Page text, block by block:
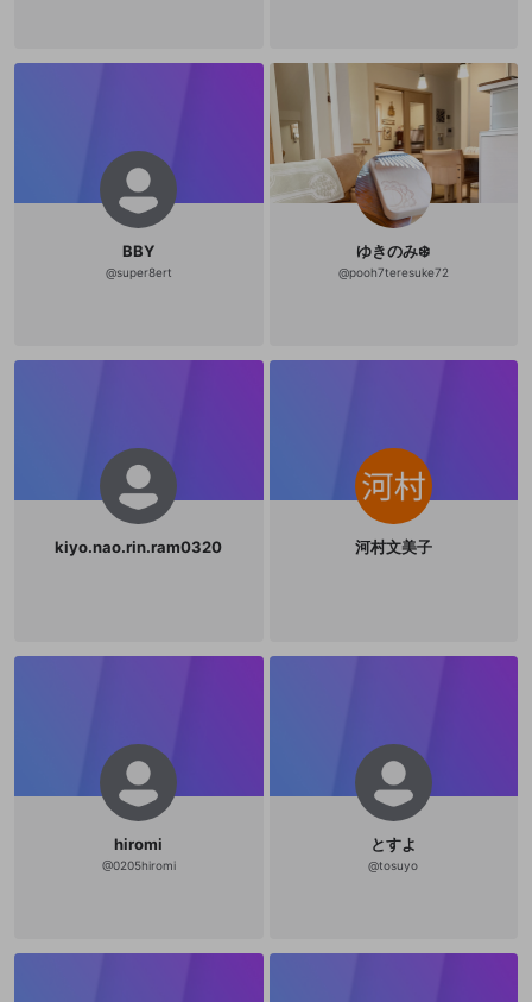
BBY
@super8ert
ゆきのみ❄️
@pooh7teresuke72
kiyo.nao.rin.ram0320 河村文美子
hiromi
@0205hiromi
とすよ
@tosuyo